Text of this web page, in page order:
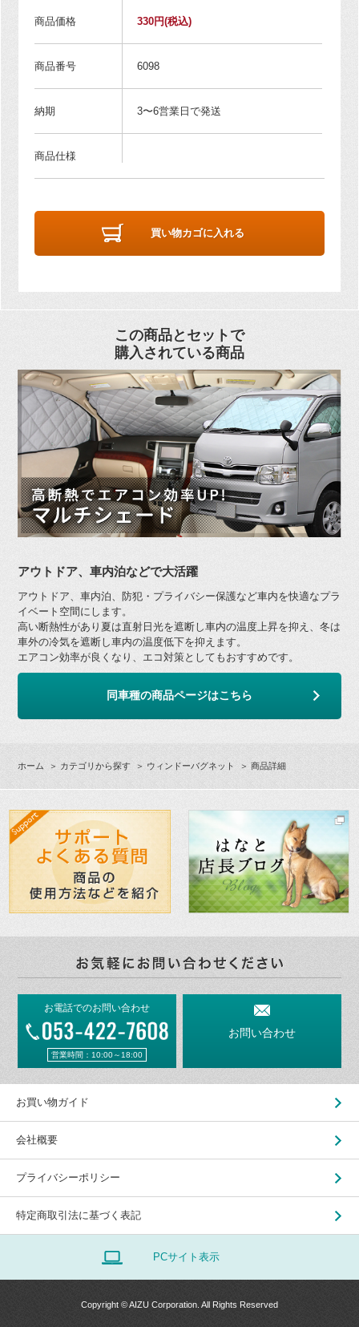
商品価格 330円(税込)
商品番号 6098
納期 3〜6営業日で発送
商品仕様
買い物カゴに入れる
この商品とセットで
購入されている商品
アウトドア、車内泊などで大活躍
アウトドア、車内泊、防犯・プライバシー保護など車内を快適なプラ
イベート空間にします。
高い断熱性があり夏は直射日光を遮断し車内の温度上昇を抑え、冬は
車外の冷気を遮断し車内の温度低下を抑えます。
エアコン効率が良くなり、エコ対策としてもおすすめです。
同車種の商品ページはこちら
ホーム ＞ カテゴリから探す ＞ ウィンドーバグネット ＞ 商品詳細
お電話でのお問い合わせ
営業時間：10:00～18:00
お問い合わせ
お買い物ガイド
会社概要
プライバシーポリシー
特定商取引法に基づく表記
PCサイト表示
Copyright © AIZU Corporation. All Rights Reserved